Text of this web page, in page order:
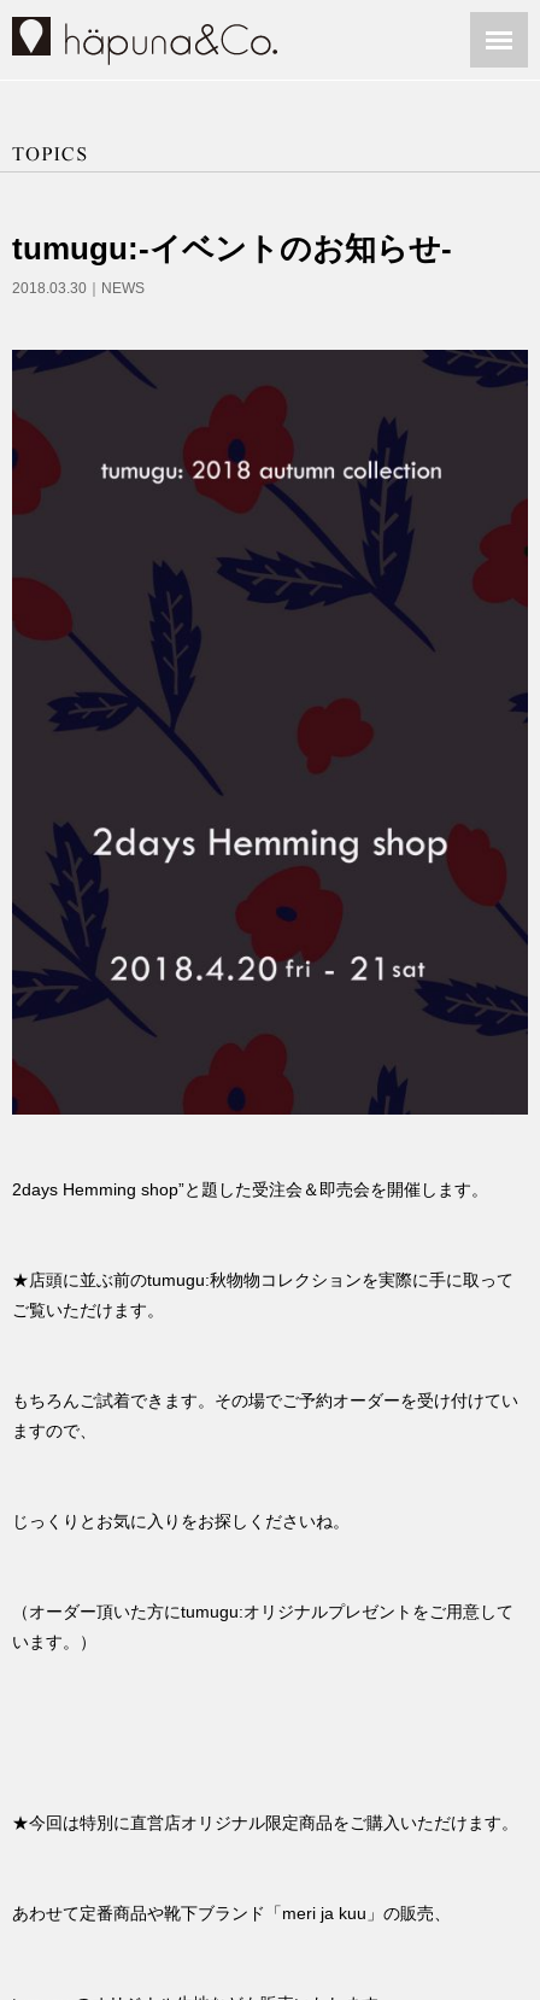
tumugu:-イベントのお知らせ-
2018.03.30｜ NEWS
2days Hemming shop”と題した受注会＆即売会を開催します。
★店頭に並ぶ前のtumugu:秋物物コレクションを実際に手に取って
ご覧いただけます。
もちろんご試着できます。その場でご予約オーダーを受け付けてい
ますので、
じっくりとお気に入りをお探しくださいね。
（オーダー頂いた方にtumugu:オリジナルプレゼントをご用意して
います。）
★今回は特別に直営店オリジナル限定商品をご購入いただけます。
あわせて定番商品や靴下ブランド「meri ja kuu」の販売、